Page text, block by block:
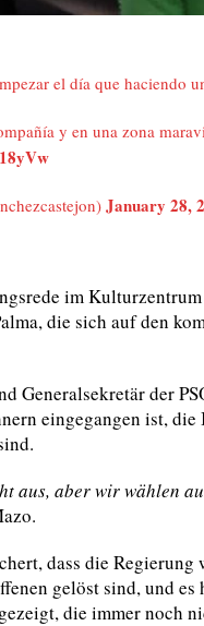
el día que haciendo
y en una zona
January 28,
im
die sich auf den
Generalsekretär der
eingegangen ist,
aus, aber wir wählen
dass die
gelöst sind, und
die immer noch